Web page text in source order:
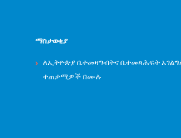
ማስታወቂያ
ለኢትዮጵያ ቤተመዛግብትና ቤተመጻሕፍት
ተጠቃሚዎች በሙሉ